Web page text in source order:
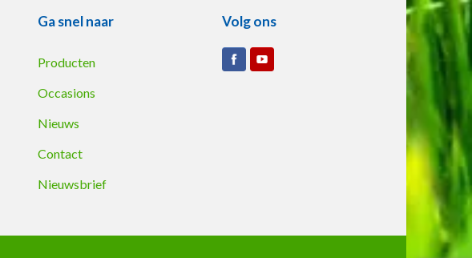
Ga snel naar
Producten
Occasions
Nieuws
Contact
Nieuwsbrief
Volg ons